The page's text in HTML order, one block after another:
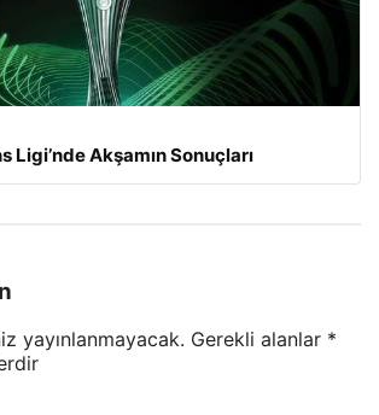
Ligi’nde Akşamın Sonuçları
yayınlanmayacak. Gerekli alanlar *